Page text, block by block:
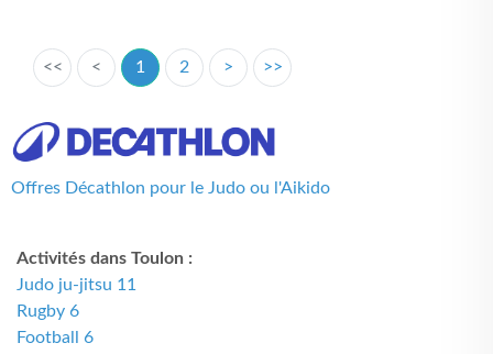
<< < 1 2 > >>
Offres Décathlon pour le Judo ou l'Aikido
Activités dans Toulon :
Judo ju-jitsu 11
Rugby 6
Football 6